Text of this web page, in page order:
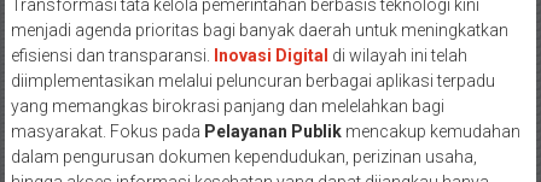
Transformasi tata kelola pemerintahan berbasis teknologi kini
menjadi agenda prioritas bagi banyak daerah untuk meningkatkan
efisiensi dan transparansi.
Inovasi Digital di wilayah ini telah
diimplementasikan melalui peluncuran berbagai aplikasi terpadu
yang memangkas birokrasi panjang dan melelahkan bagi
masyarakat. Fokus pada Pelayanan Publikmencakup kemudahan
dalam pengurusan dokumen kependudukan, perizinan usaha,